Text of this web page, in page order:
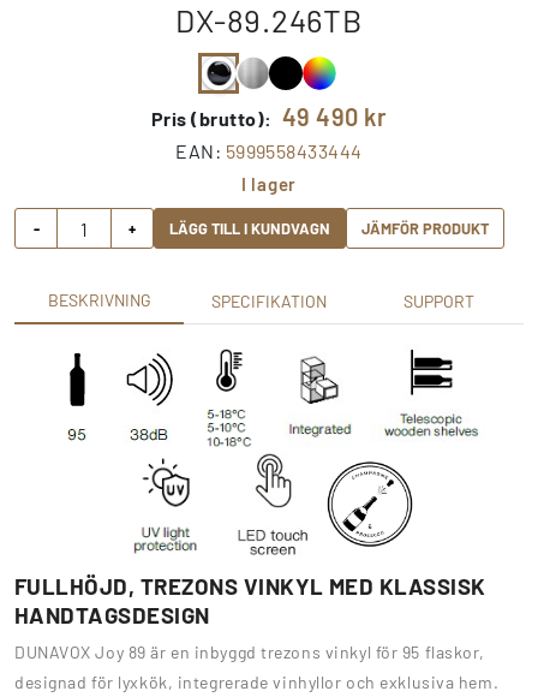
DX-89.246TB
Pris (brutto): 49 490 kr
EAN: 5999558433444
I lager
- + LÄGG TILL I KUNDVAGN JÄMFÖR PRODUKT
BESKRIVNING SPECIFIKATION SUPPORT
FULLHÖJD, TREZONS VINKYL MED KLASSISK
HANDTAGSDESIGN
DUNAVOX Joy 89 är en inbyggd trezons vinkyl för 95 flaskor,
designad för lyxkök, integrerade vinhyllor och exklusiva hem.